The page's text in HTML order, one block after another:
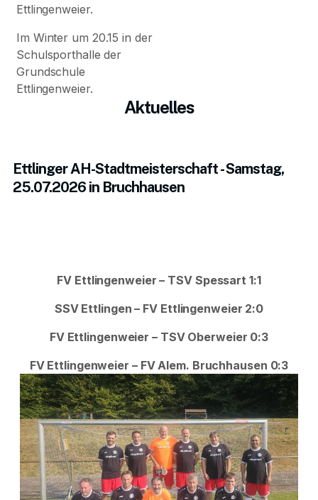
Ettlingenweier.
Im Winter um 20.15 in der
Schulsporthalle der
Grundschule
Ettlingenweier.
Aktuelles
Ettlinger AH-Stadtmeisterschaft - Samstag,
25.07.2026 in Bruchhausen
FV Ettlingenweier – TSV Spessart 1:1
SSV Ettlingen – FV Ettlingenweier 2:0
FV Ettlingenweier – TSV Oberweier 0:3
FV Ettlingenweier – FV Alem. Bruchhausen 0:3